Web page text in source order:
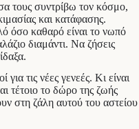
τους συντρίβω τον κόσμο,
και κατάφασης.
όσο καθαρό είναι το νωπό
διαμάντι. Να ζήσεις
τις νέες γενεές. Κι είναι
τέτοιο το δώρο της ζωής
στη ζάλη αυτού του αστείου